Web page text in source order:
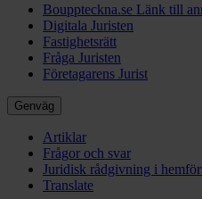
Bouppteckna.se Länk till
Digitala Juristen
Fastighetsrätt
Fråga Juristen
Företagarens Jurist
Genväg
Artiklar
Frågor och svar
Juridisk rådgivning i
Translate